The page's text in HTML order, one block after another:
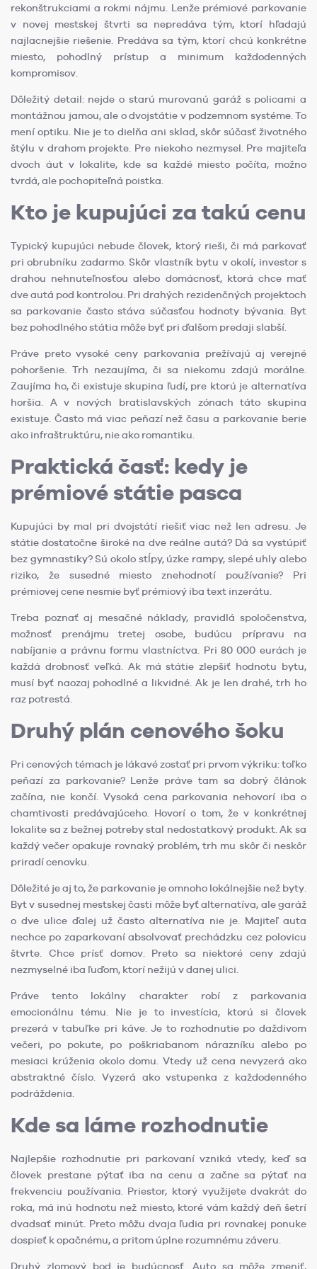
rekonštrukciami a rokmi nájmu. Lenže prémiové parkovanie
v novej mestskej štvrti sa nepredáva tým, ktorí hľadajú
najlacnejšie riešenie. Predáva sa tým, ktorí chcú konkrétne
miesto, pohodlný prístup a minimum každodenných
kompromisov.
Dôležitý detail: nejde o starú murovanú garáž s policami a
montážnou jamou, ale o dvojstátie v podzemnom systéme. To
mení optiku. Nie je to dielňa ani sklad, skôr súčasť životného
štýlu v drahom projekte. Pre niekoho nezmysel. Pre majiteľa
dvoch áut v lokalite, kde sa každé miesto počíta, možno
tvrdá, ale pochopiteľná poistka.
Kto je kupujúci za takú cenu
Typický kupujúci nebude človek, ktorý rieši, či má parkovať
pri obrubníku zadarmo. Skôr vlastník bytu v okolí, investor s
drahou nehnuteľnosťou alebo domácnosť, ktorá chce mať
dve autá pod kontrolou. Pri drahých rezidenčných projektoch
sa parkovanie často stáva súčasťou hodnoty bývania. Byt
bez pohodlného státia môže byť pri ďalšom predaji slabší.
Práve preto vysoké ceny parkovania prežívajú aj verejné
pohoršenie. Trh nezaujíma, či sa niekomu zdajú morálne.
Zaujíma ho, či existuje skupina ľudí, pre ktorú je alternatíva
horšia. A v nových bratislavských zónach táto skupina
existuje. Často má viac peňazí než času a parkovanie berie
ako infraštruktúru, nie ako romantiku.
Praktická časť: kedy je
prémiové státie pasca
Kupujúci by mal pri dvojstátí riešiť viac než len adresu. Je
státie dostatočne široké na dve reálne autá? Dá sa vystúpiť
bez gymnastiky? Sú okolo stĺpy, úzke rampy, slepé uhly alebo
riziko, že susedné miesto znehodnotí používanie? Pri
prémiovej cene nesmie byť prémiový iba text inzerátu.
Treba poznať aj mesačné náklady, pravidlá spoločenstva,
možnosť prenájmu tretej osobe, budúcu prípravu na
nabíjanie a právnu formu vlastníctva. Pri 80 000 eurách je
každá drobnosť veľká. Ak má státie zlepšiť hodnotu bytu,
musí byť naozaj pohodlné a likvidné. Ak je len drahé, trh ho
raz potrestá.
Druhý plán cenového šoku
Pri cenových témach je lákavé zostať pri prvom výkriku: toľko
peňazí za parkovanie? Lenže práve tam sa dobrý článok
začína, nie končí. Vysoká cena parkovania nehovorí iba o
chamtivosti predávajúceho. Hovorí o tom, že v konkrétnej
lokalite sa z bežnej potreby stal nedostatkový produkt. Ak sa
každý večer opakuje rovnaký problém, trh mu skôr či neskôr
priradí cenovku.
Dôležité je aj to, že parkovanie je omnoho lokálnejšie než byty.
Byt v susednej mestskej časti môže byť alternatíva, ale garáž
o dve ulice ďalej už často alternatíva nie je. Majiteľ auta
nechce po zaparkovaní absolvovať prechádzku cez polovicu
štvrte. Chce prísť domov. Preto sa niektoré ceny zdajú
nezmyselné iba ľuďom, ktorí nežijú v danej ulici.
Práve tento lokálny charakter robí z parkovania
emocionálnu tému. Nie je to investícia, ktorú si človek
prezerá v tabuľke pri káve. Je to rozhodnutie po daždivom
večeri, po pokute, po poškriabanom nárazníku alebo po
mesiaci krúženia okolo domu. Vtedy už cena nevyzerá ako
abstraktné číslo. Vyzerá ako vstupenka z každodenného
podráždenia.
Kde sa láme rozhodnutie
Najlepšie rozhodnutie pri parkovaní vzniká vtedy, keď sa
človek prestane pýtať iba na cenu a začne sa pýtať na
frekvenciu používania. Priestor, ktorý využijete dvakrát do
roka, má inú hodnotu než miesto, ktoré vám každý deň šetrí
dvadsať minút. Preto môžu dvaja ľudia pri rovnakej ponuke
dospieť k opačnému, a pritom úplne rozumnému záveru.
Druhý zlomový bod je budúcnosť. Auto sa môže zmeniť,